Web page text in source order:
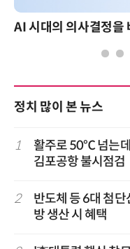
정치 많이 본 뉴스
1
활주로 50℃ 넘는
김포공항 불시점검
2
반도체 등 6대 첨
방 생산 시 혜택